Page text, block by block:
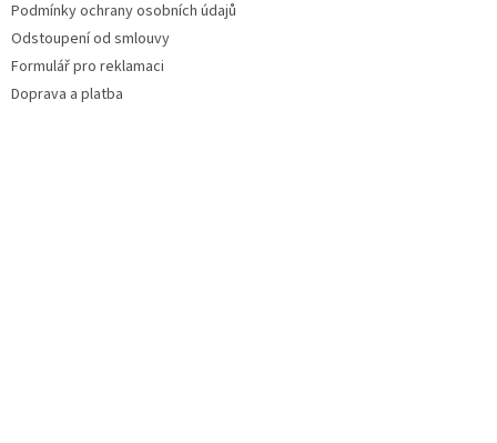
Podmínky ochrany osobních údajů
Odstoupení od smlouvy
Formulář pro reklamaci
Doprava a platba